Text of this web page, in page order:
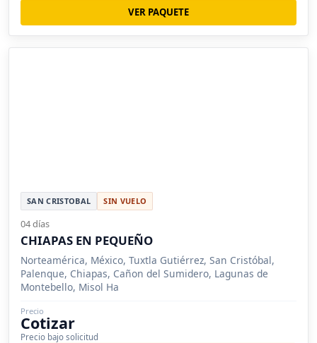
VER PAQUETE
SAN CRISTOBAL SIN VUELO
04 días
CHIAPAS EN PEQUEÑO
Norteamérica, México, Tuxtla Gutiérrez, San Cristóbal,
Palenque, Chiapas, Cañon del Sumidero, Lagunas de
Montebello, Misol Ha
Precio
Cotizar
Precio bajo solicitud